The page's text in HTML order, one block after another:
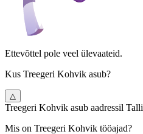
Ettevõttel pole veel ülevaateid.
Kus Treegeri Kohvik asub?
△
Treegeri Kohvik asub aadressil
Mis on Treegeri Kohvik tööajad?